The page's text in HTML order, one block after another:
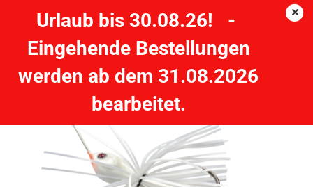
Urlaub bis 30.08.26! -
Eingehende Bestellungen
werden ab dem 31.08.2026
bearbeitet.
QUANTUM Spinner Bait 20g - 10 cm Snow Spinnerbait